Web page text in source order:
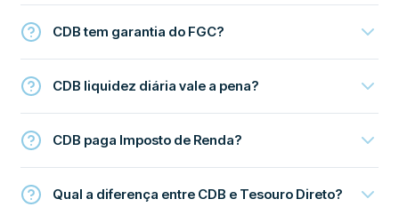
CDB tem garantia do FGC?
CDB liquidez diária vale a pena?
CDB paga Imposto de Renda?
Qual a diferença entre CDB e Tesouro Direto?